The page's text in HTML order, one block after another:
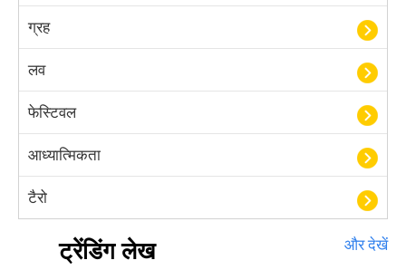
ग्रह
लव
फेस्टिवल
आध्यात्मिकता
टैरो
हस्तरेखा शास्त्र
ट्रेंडिंग लेख और देखें